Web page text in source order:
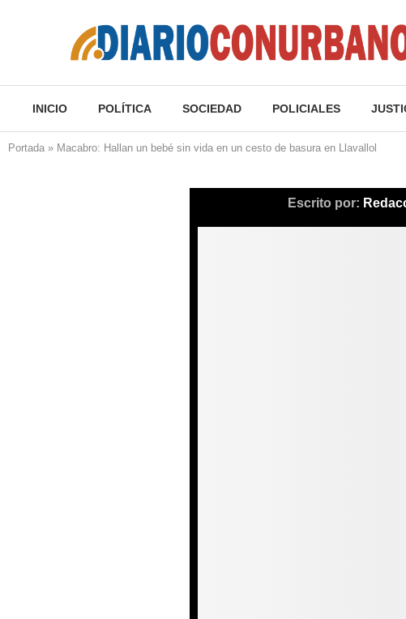
INICIO POLÍTICA SOCIEDAD POLICIALES
Portada » Macabro: Hallan un bebé sin vida en un cesto de basura en Llavallol
Escrito por: